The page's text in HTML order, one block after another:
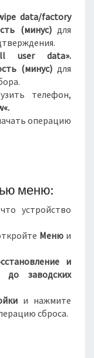
data/factory
(минус)для
user data».
(минус)для
телефон,
«.
операцию
меню:
устройство
Меню и
и
до заводских
и нажмите
сброса.